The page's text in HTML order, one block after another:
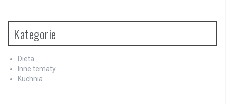
Kategorie
Dieta
Inne tematy
Kuchnia